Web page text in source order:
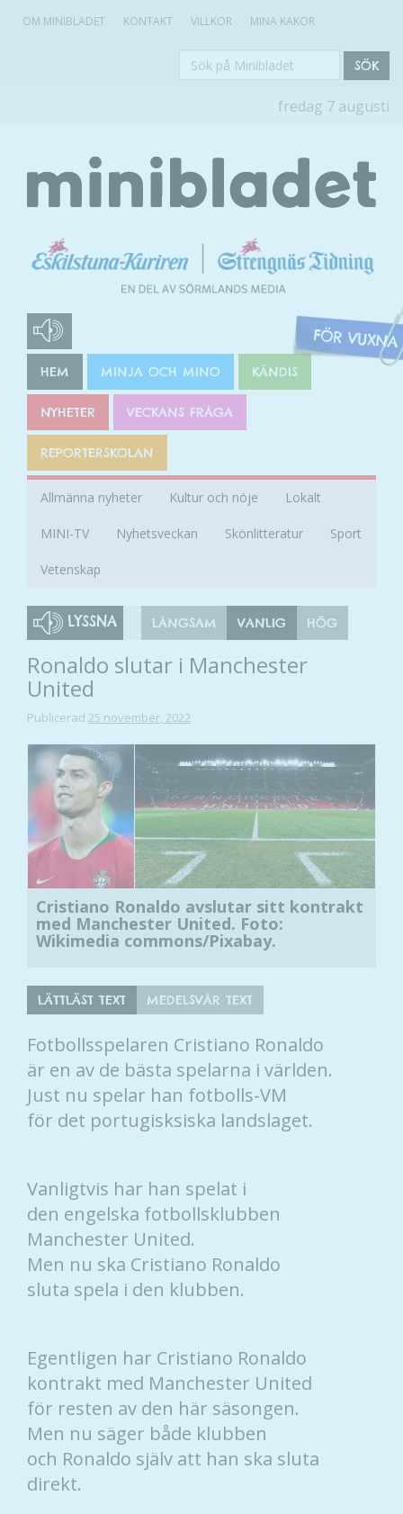
OM MINIBLADET KONTAKT VILLKOR MINA KAKOR
Sök
SÖK
fredag 7 augusti
HEM MINJA OCH MINO KÄNDIS
NYHETER VECKANS FRÅGA
REPORTERSKOLAN
Allmänna nyheter Kultur och nöje Lokalt
MINI-TV Nyhetsveckan Skönlitteratur Sport
Vetenskap
LYSSNA LÅNGSAM VANLIG HÖG
Ronaldo slutar i Manchester
United
Publicerad 25 november, 2022
Cristiano Ronaldo avslutar sitt kontrakt
med Manchester United. Foto:
Wikimedia commons/Pixabay.
LÄTTLÄST TEXT MEDELSVÅR TEXT
Fotbollsspelaren Cristiano Ronaldo
är en av de bästa spelarna i världen.
Just nu spelar han fotbolls-VM
för det portugisksiska landslaget.
Vanligtvis har han spelat i
den engelska fotbollsklubben
Manchester United.
Men nu ska Cristiano Ronaldo
sluta spela i den klubben.
Egentligen har Cristiano Ronaldo
kontrakt med Manchester United
för resten av den här säsongen.
Men nu säger både klubben
och Ronaldo själv att han ska sluta
direkt.